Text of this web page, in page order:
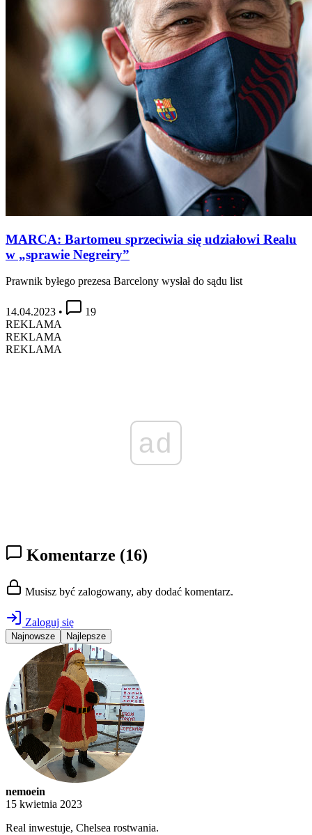
MARCA: Bartomeu sprzeciwia się udziałowi Realu
w „sprawie Negreiry”
Prawnik byłego prezesa Barcelony wysłał do sądu list
14.04.2023 •
19
REKLAMA
REKLAMA
REKLAMA
ad
Komentarze (16)
Musisz być zalogowany, aby dodać komentarz.
Zaloguj się
Najnowsze Najlepsze
nemoein
15 kwietnia 2023
Real inwestuje, Chelsea rostwania.